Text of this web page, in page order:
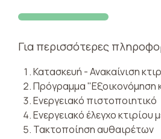
Για περισσότερες
Κατασκευή - Ανακαίνιση
Πρόγραμμα "Εξοικονόμηση
Ενεργειακό πιστοποιητικό
Ενεργειακό έλεγχο κτιρίου
Τακτοποίηση αυθαιρέτων